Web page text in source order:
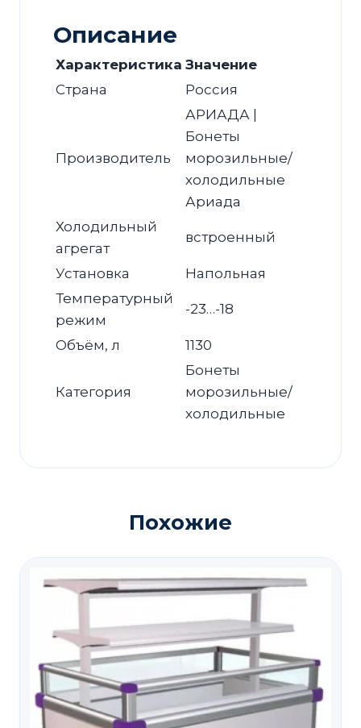
Описание
Характеристика Значение
Страна
Россия
Производитель
АРИАДА |
Бонеты
морозильные/
холодильные
Ариада
Холодильный
агрегат
встроенный
Установка
Напольная
Температурный
режим
-23…-18
Объём, л 1130
Категория
Бонеты
морозильные/
холодильные
Похожие